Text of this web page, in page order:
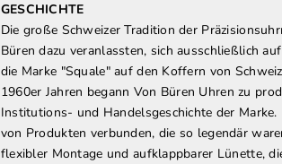
GESCHICHTE
Die große Schweizer Tradition der
Büren dazu veranlassten, sich ausschließlich
die Marke "Squale" auf den Koffern von
1960er Jahren begann Von Büren Uhren zu
Institutions- und Handelsgeschichte der
von Produkten verbunden, die so legendär
flexibler Montage und aufklappbarer Lünette,